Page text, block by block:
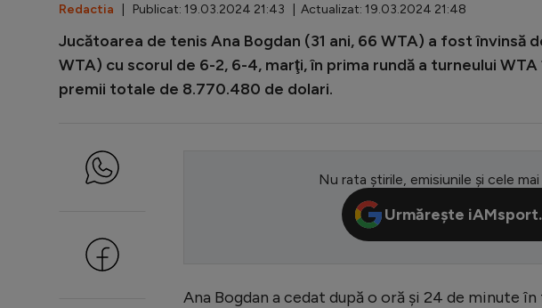
Redactia | Publicat: 19.03.2024 21:43 | Actualizat: 19.03.2024 21:48
Jucătoarea de tenis Ana Bogdan (31 ani, 66 WTA) a fost învinsă
WTA) cu scorul de 6-2, 6-4, marţi, în prima rundă a turneului
premii totale de 8.770.480 de dolari.
Nu rata știrile, emisiunile și cele
Urmărește
Ana Bogdan a cedat după o oră şi 24 de minute